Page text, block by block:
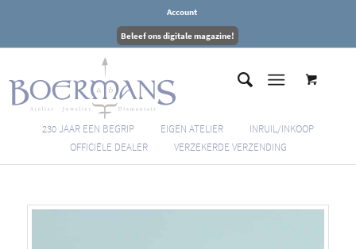
Account
Beleef ons digitale magazine!
230 JAAR EEN BEGRIP EIGEN ATELIER
INRUIL/INKOOP
OFFICIËLE DEALER
VERZEKERDE VERZENDING